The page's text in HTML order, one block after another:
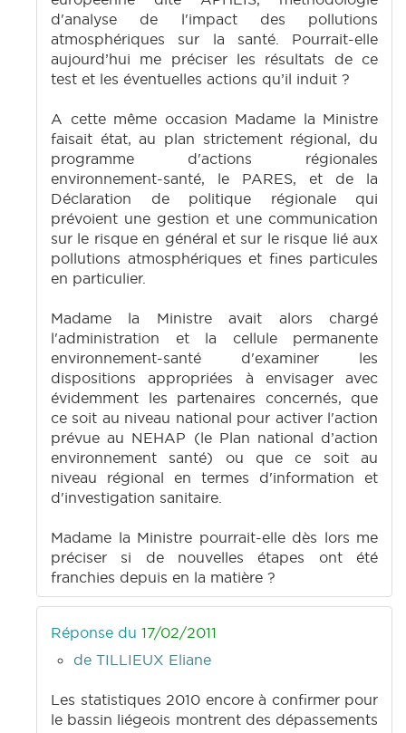
d'analyse de l'impact des pollutions
atmosphériques sur la santé. Pourrait-elle
aujourd’hui me préciser les résultats de ce
test et les éventuelles actions qu’il induit ?
A cette même occasion Madame la Ministre
faisait état, au plan strictement régional, du
programme d'actions régionales
environnement-santé, le PARES, et de la
Déclaration de politique régionale qui
prévoient une gestion et une communication
sur le risque en général et sur le risque lié aux
pollutions atmosphériques et fines particules
en particulier.
Madame la Ministre avait alors chargé
l'administration et la cellule permanente
environnement-santé d'examiner les
dispositions appropriées à envisager avec
évidemment les partenaires concernés, que
ce soit au niveau national pour activer l'action
prévue au NEHAP (le Plan national d’action
environnement santé) ou que ce soit au
niveau régional en termes d'information et
d'investigation sanitaire.
Madame la Ministre pourrait-elle dès lors me
préciser si de nouvelles étapes ont été
franchies depuis en la matière ?
Réponse du 17/02/2011
de TILLIEUX Eliane
Les statistiques 2010 encore à confirmer pour
le bassin liégeois montrent des dépassements